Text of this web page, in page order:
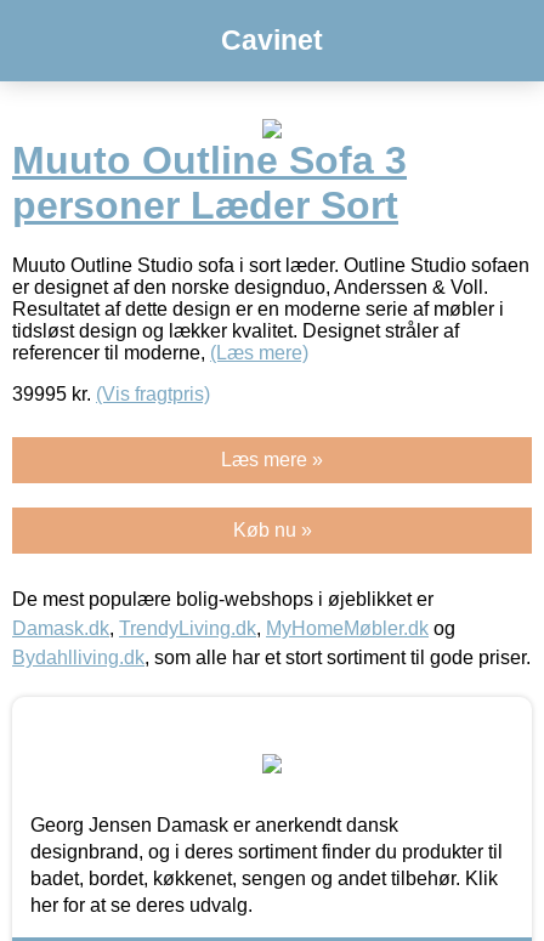
Cavinet
Muuto Outline Sofa 3
personer Læder Sort
Muuto Outline Studio sofa i sort læder. Outline Studio sofaen
er designet af den norske designduo, Anderssen & Voll.
Resultatet af dette design er en moderne serie af møbler i
tidsløst design og lækker kvalitet. Designet stråler af
referencer til moderne, (Læs mere)
39995 kr. (Vis fragtpris)
Læs mere »
Køb nu »
De mest populære bolig-webshops i øjeblikket er
Damask.dk, TrendyLiving.dk, MyHomeMøbler.dk og
Bydahlliving.dk, som alle har et stort sortiment til gode priser.
Georg Jensen Damask er anerkendt dansk
designbrand, og i deres sortiment finder du produkter til
badet, bordet, køkkenet, sengen og andet tilbehør. Klik
her for at se deres udvalg.